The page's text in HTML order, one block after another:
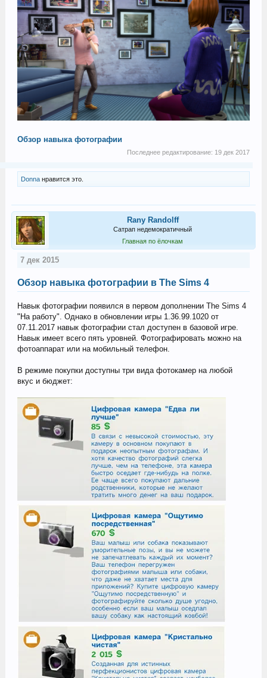
Обзор навыка фотографии
Последнее редактирование: 19 дек 2017
Donnaнравится это.
Rany Randolff
Сатрап недемократичный
Главная по ёлочкам
7 дек 2015
Обзор навыка фотографии в The Sims 4
Навык фотографии появился в первом дополнении The Sims 4
"На работу". Однако в обновлении игры 1.36.99.1020 от
07.11.2017 навык фотографии стал доступен в базовой игре.
Навык имеет всего пять уровней. Фотографировать можно на
фотоаппарат или на мобильный телефон.
В режиме покупки доступны три вида фотокамер на любой
вкус и бюджет: